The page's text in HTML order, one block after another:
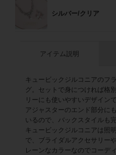
シルバー/クリア
アイテム説明
キュービックジルコニアのフ
グ。セットで身につければ格
リーにも使いやすいデザイン
アジャスターのエンド部分に
いるので、バックスタイルも
キュービックジルコニアは照
で、ブライダルアクセサリー
レーンなカラーなのでコーデ